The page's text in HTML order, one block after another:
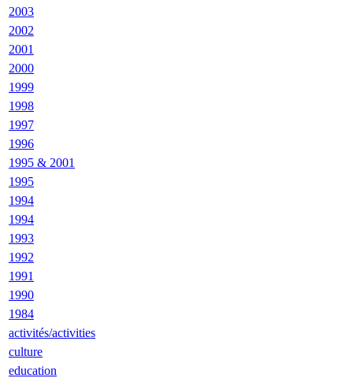
2003
2002
2001
2000
1999
1998
1997
1996
1995 & 2001
1995
1994
1994
1993
1992
1991
1990
1984
activités/activities
culture
education